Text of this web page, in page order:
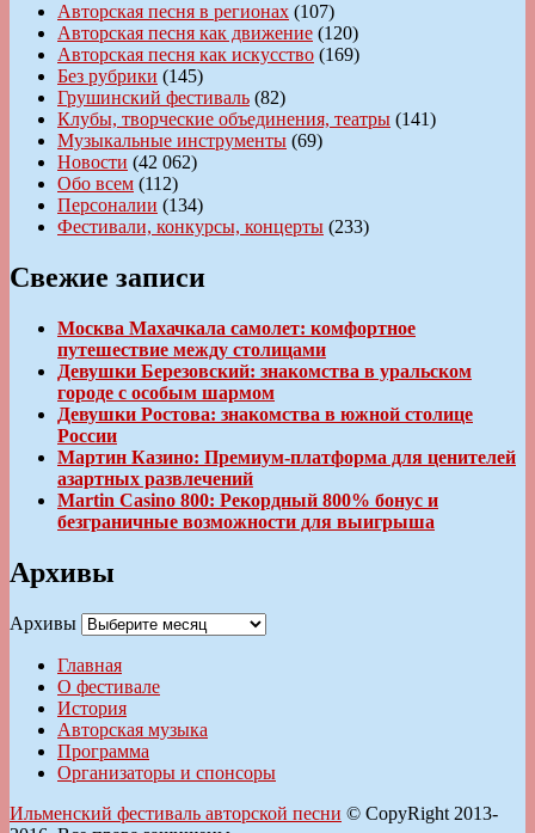
Авторская песня в регионах (107)
Авторская песня как движение (120)
Авторская песня как искусство (169)
Без рубрики (145)
Грушинский фестиваль (82)
Клубы, творческие объединения, театры (141)
Музыкальные инструменты (69)
Новости (42 062)
Обо всем (112)
Персоналии (134)
Фестивали, конкурсы, концерты (233)
Свежие записи
Москва Махачкала самолет: комфортное
путешествие между столицами
Девушки Березовский: знакомства в уральском
городе с особым шармом
Девушки Ростова: знакомства в южной столице
России
Мартин Казино: Премиум-платформа для ценителей
азартных развлечений
Martin Casino 800: Рекордный 800% бонус и
безграничные возможности для выигрыша
Архивы
Архивы
Главная
О фестивале
История
Авторская музыка
Программа
Организаторы и спонсоры
Ильменский фестиваль авторской песни © CopyRight 2013-